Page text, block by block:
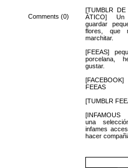
Comments (0)
[TUMBLR
ÁTICO]
guardar
flores, que
marchitar.
[FEEAS]
porcelana,
gustar.
FEEAS
[TUMBLR
[INFAMOUS
una
infames
hacer
Buscar: